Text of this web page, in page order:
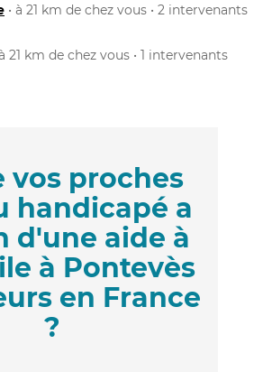
• à 21 km de chez vous • 2 intervenants
à 21 km de chez vous • 1 intervenants
vos proches
handicapé a
d'une aide à
à Pontevès
en France
?